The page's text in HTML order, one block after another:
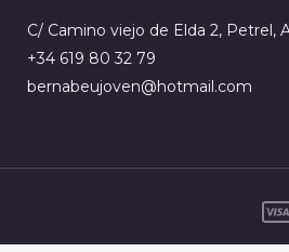
C/ Camino viejo de Elda 2, Petrel,
+34 619 80 32 79
bernabeujoven@hotmail.com